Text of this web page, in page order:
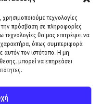
τεχνολογίες
πρόσβαση σε πληροφορίες
θα μας επιτρέψει να
όπως συμπεριφορά
αυτόν τον ιστότοπο. Η μη
μπορεί να επηρεάσει
C
27/7
20.94oC